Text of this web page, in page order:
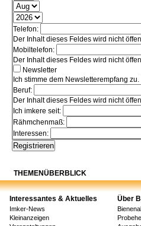
Telefon:
Der Inhalt dieses Feldes wird nicht
Mobiltelefon:
Der Inhalt dieses Feldes wird nicht
Newsletter
Ich stimme dem Newsletterempfang
Beruf:
Der Inhalt dieses Feldes wird nicht
Ich imkere seit:
Rähmchenmaß:
Interessen:
THEMENÜBERBLICK
Interessantes & Aktuelles Über
Imker-News
Kleinanzeigen